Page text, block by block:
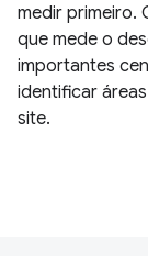
medir primeiro.
que mede o
importantes
identificar
site.